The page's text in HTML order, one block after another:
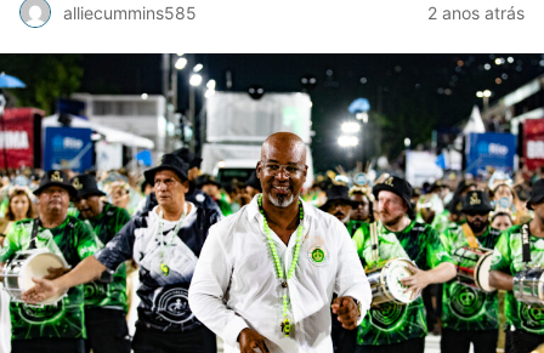
alliecummins585 2 anos atrás